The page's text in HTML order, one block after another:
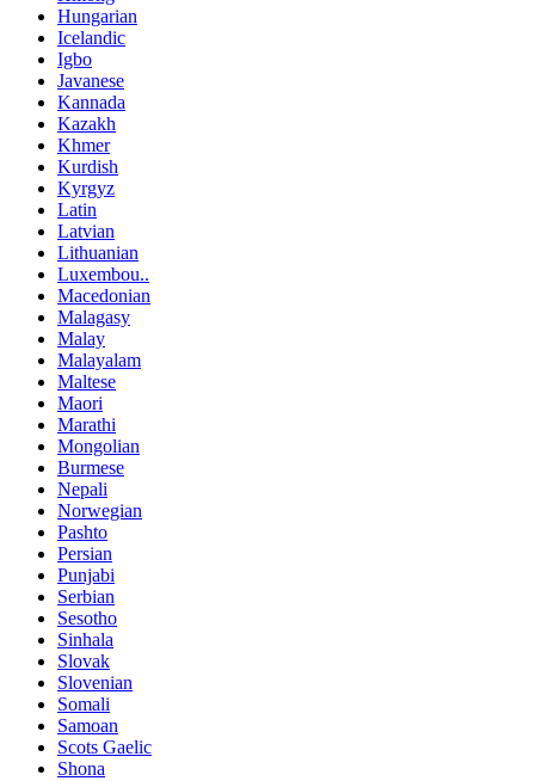
Hungarian
Icelandic
Igbo
Javanese
Kannada
Kazakh
Khmer
Kurdish
Kyrgyz
Latin
Latvian
Lithuanian
Luxembou..
Macedonian
Malagasy
Malay
Malayalam
Maltese
Maori
Marathi
Mongolian
Burmese
Nepali
Norwegian
Pashto
Persian
Punjabi
Serbian
Sesotho
Sinhala
Slovak
Slovenian
Somali
Samoan
Scots Gaelic
Shona